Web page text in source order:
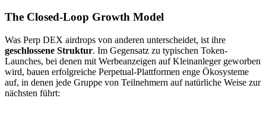
The Closed-Loop Growth Model
Was Perp DEX airdrops von anderen unterscheidet, ist ihre
geschlossene Struktur. Im Gegensatz zu typischen Token-
Launches, bei denen mit Werbeanzeigen auf Kleinanleger geworben
wird, bauen erfolgreiche Perpetual-Plattformen enge Ökosysteme
auf, in denen jede Gruppe von Teilnehmern auf natürliche Weise zur
nächsten führt: